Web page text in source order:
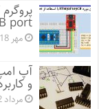
port
مهر 18, 1399
آپ
و
مرداد 12, 1397